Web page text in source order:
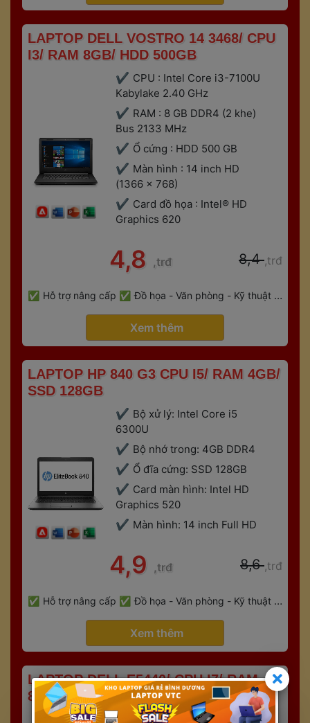
LAPTOP DELL VOSTRO 14 3468/ CPU
I3/ RAM 8GB/ HDD 500GB
CPU : Intel Core i3-7100U
Kabylake 2.40 GHz
RAM : 8 GB DDR4 (2 khe)
Bus 2133 MHz
Ổ cứng : HDD 500 GB
Màn hình : 14 inch HD
(1366 x 768)
Card đồ họa : Intel® HD
Graphics 620
4,8 ,trđ 8,4 ,trđ
Hỗ trợ nâng cấp
Đồ họa - Văn phòng - Kỹ thuật -
Xem thêm
LAPTOP HP 840 G3 CPU I5/ RAM 4GB/
SSD 128GB
Bộ xử lý: Intel Core i5
6300U
Bộ nhớ trong: 4GB DDR4
Ổ đĩa cứng: SSD 128GB
Card màn hình: Intel HD
Graphics 520
Màn hình: 14 inch Full HD
4,9 ,trđ 8,6 ,trđ
Hỗ trợ nâng cấp
Đồ họa - Văn phòng - Kỹ thuật -
Xem thêm
LAPTOP DELL E5440/ CPU I7/ RAM
8GB/ SSD128GB + HDD500GB/ VGA
RỜI 2GB
CPU: Intel Core i7 - 4600U